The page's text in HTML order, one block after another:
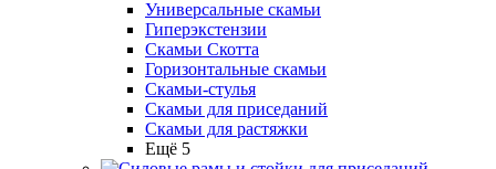
Универсальные скамьи
Гиперэкстензии
Скамьи Скотта
Горизонтальные скамьи
Скамьи-стулья
Скамьи для приседаний
Скамьи для растяжки
Ещё 5